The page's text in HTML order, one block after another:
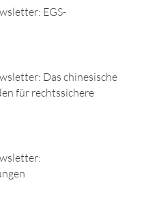
EGS-
Das chinesische
für rechtssichere